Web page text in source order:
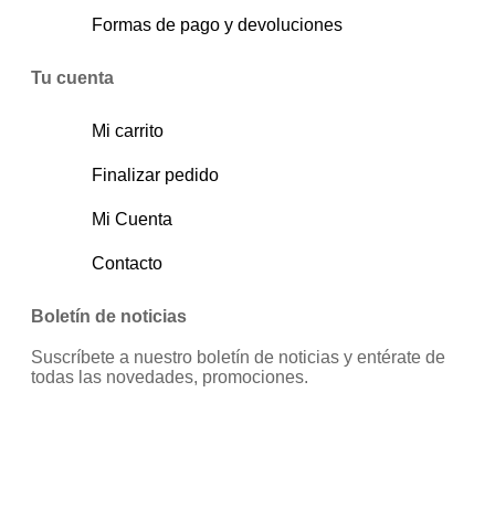
Formas de pago y devoluciones
Tu cuenta
Mi carrito
Finalizar pedido
Mi Cuenta
Contacto
Boletín de noticias
Suscríbete a nuestro boletín de noticias y entérate de
todas las novedades, promociones.